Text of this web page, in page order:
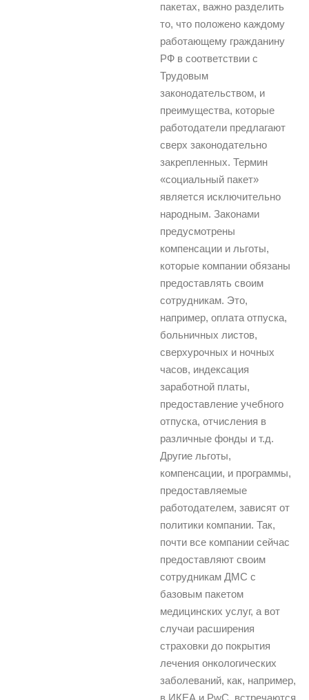
пакетах, важно разделить
то, что положено каждому
работающему гражданину
РФ в соответствии с
Трудовым
законодательством, и
преимущества, которые
работодатели предлагают
сверх законодательно
закрепленных. Термин
«социальный пакет»
является исключительно
народным. Законами
предусмотрены
компенсации и льготы,
которые компании обязаны
предоставлять своим
сотрудникам. Это,
например, оплата отпуска,
больничных листов,
сверхурочных и ночных
часов, индексация
заработной платы,
предоставление учебного
отпуска, отчисления в
различные фонды и т.д.
Другие льготы,
компенсации, и программы,
предоставляемые
работодателем, зависят от
политики компании. Так,
почти все компании сейчас
предоставляют своим
сотрудникам ДМС с
базовым пакетом
медицинских услуг, а вот
случаи расширения
страховки до покрытия
лечения онкологических
заболеваний, как, например,